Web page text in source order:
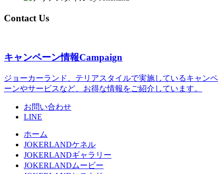
Contact Us
キャンペーン情報Campaign
ジョーカーランド、テリアスタイルで実施しているキャンペ
ーンやサービスなど、お得な情報をご紹介しています。
お問い合わせ
LINE
ホーム
JOKERLANDケネル
JOKERLANDギャラリー
JOKERLANDムービー